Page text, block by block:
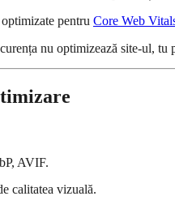
pentru Core Web
nu optimizează site-ul, tu
AVIF.
calitatea vizuală.